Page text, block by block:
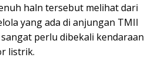
haln tersebut melihat dari
yang ada di anjungan TMII
perlu dibekali kendaraan
listrik.